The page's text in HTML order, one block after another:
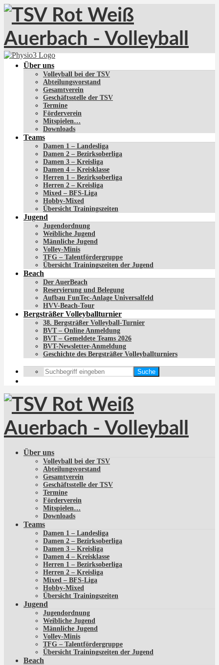
Über uns
Volleyball bei der TSV
Abteilungsvorstand
Gesamtverein
Geschäftsstelle der TSV
Termine
Förderverein
Mitspielen…
Downloads
Teams
Damen 1 – Landesliga
Damen 2 – Bezirksoberliga
Damen 3 – Kreisliga
Damen 4 – Kreisklasse
Herren 1 – Bezirksoberliga
Herren 2 – Kreisliga
Mixed – BFS-Liga
Hobby-Mixed
Übersicht Trainingszeiten
Jugend
Jugendordnung
Weibliche Jugend
Männliche Jugend
Volley-Minis
TFG – Talentfördergruppe
Übersicht Trainingszeiten der Jugend
Beach
Der AuerBeach
Reservierung und Belegung
Aufbau FunTec-Anlage Universalfeld
HVV-Beach-Tour
Bergsträßer Volleyballturnier
38. Bergsträßer Volleyball-Turnier
BVT – Online Anmeldung
BVT – Gemeldete Teams 2026
BVT-Newsletter-Anmeldung
Geschichte des Bergsträßer Volleyballturniers
Suche
Über uns
Volleyball bei der TSV
Abteilungsvorstand
Gesamtverein
Geschäftsstelle der TSV
Termine
Förderverein
Mitspielen…
Downloads
Teams
Damen 1 – Landesliga
Damen 2 – Bezirksoberliga
Damen 3 – Kreisliga
Damen 4 – Kreisklasse
Herren 1 – Bezirksoberliga
Herren 2 – Kreisliga
Mixed – BFS-Liga
Hobby-Mixed
Übersicht Trainingszeiten
Jugend
Jugendordnung
Weibliche Jugend
Männliche Jugend
Volley-Minis
TFG – Talentfördergruppe
Übersicht Trainingszeiten der Jugend
Beach